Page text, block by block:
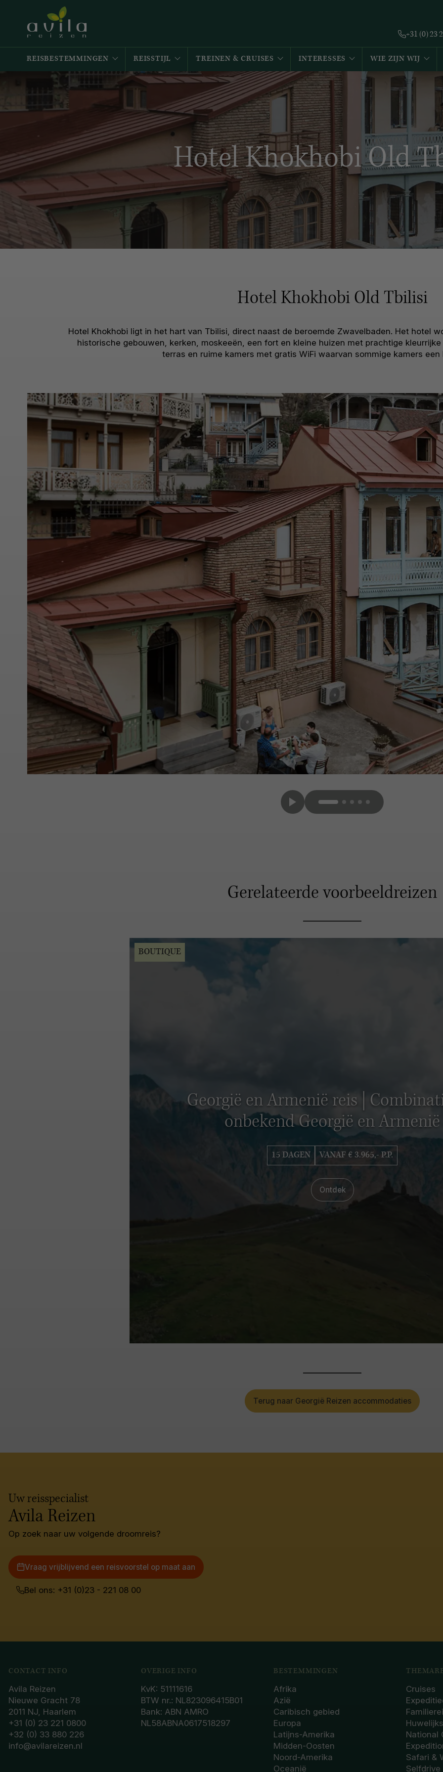
+31 (0) 23
REISBESTEMMINGEN REISSTIJL TREINEN & CRUISES INTERESSES WIE ZIJN WIJ
Hotel Khokhobi Old
Hotel Khokhobi Old Tbilisi
Hotel Khokhobi ligt in het hart van Tbilisi, direct naast de beroemde Zwavelbaden. Het hotel
historische gebouwen, kerken, moskeeën, een fort en kleine huizen met prachtige
terras en ruime kamers met gratis WiFi waarvan sommige kamers een
Gerelateerde voorbeeldreizen
Georgië en Armenië reis |
onbekend Georgië en Armenië
15 DAGEN VANAF € 3.965,- P.P.
Ontdek
BOUTIQUE
Terug naar Georgië Reizen accommodaties
Uw reisspecialist
Avila Reizen
Op zoek naar uw volgende droomreis?
Vraag vrijblijvend een reisvoorstel op maat aan
Bel ons: +31 (0)23 - 221 08 00
CONTACT INFO
Avila Reizen
Nieuwe Gracht 78
2011 NJ, Haarlem
+31 (0) 23 221 0800
+32 (0) 33 880 226
info@avilareizen.nl
OVERIGE INFO
KvK: 51111616
BTW nr.: NL823096415B01
Bank: ABN AMRO
NL58ABNA0617518297
BESTEMMINGEN
Afrika
Azië
Caribisch gebied
Europa
Latijns-Amerika
Midden-Oosten
Noord-Amerika
Oceanië
Cruises
National
Safari &
Selfdrive